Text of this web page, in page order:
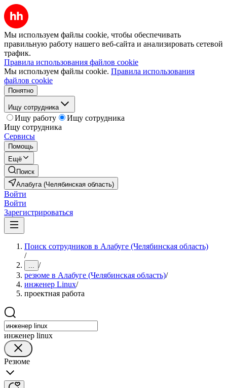
Мы используем файлы cookie, чтобы обеспечивать
правильную работу нашего веб-сайта и анализировать сетевой
трафик.
Правила использования файлов cookie
Мы используем файлы cookie. Правила использования
файлов cookie
Понятно
Ищу сотрудника
Ищу работу
Ищу сотрудника
Ищу сотрудника
Сервисы
Помощь
Ещё
Поиск
Алабуга (Челябинская область)
Войти
Войти
Зарегистрироваться
Поиск сотрудников в Алабуге (Челябинская область)
/
... /
резюме в Алабуге (Челябинская область)/
инженер Linux/
проектная работа
инженер linux
Резюме